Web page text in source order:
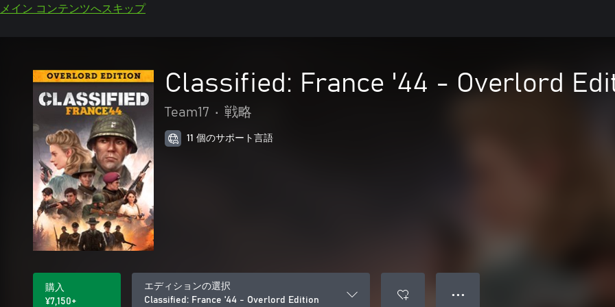
メイン コンテンツへスキップ
Classified: France '44 - Overlord
Team17 • 戦略
11 個のサポート言語
購入
¥7,150+
エディションの選択
Classified: France '44 - Overlord Edition
● ● ●